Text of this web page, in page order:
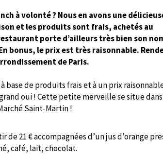
à volonté ? Nous en avons une
et les produits sont frais, achetés au
porte d’ailleurs très bien son
bonus, le prix est très raisonnable.
de Paris.
base de produits frais et à un prix
oui ! Cette petite merveille se situe
Saint-Martin !
de 21 € accompagnées d’un jus d’orange
café, lait, chocolat.